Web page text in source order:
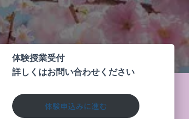
体験授業受付
詳しくはお問い合わせください
体験申込みに進む